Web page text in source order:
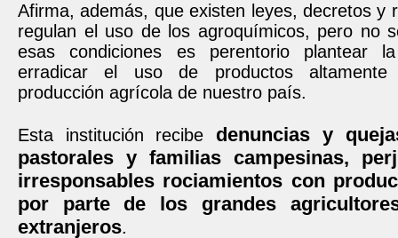
Afirma, además, que existen leyes, decretos y
regulan el uso de los agroquímicos, pero no
esas condiciones es perentorio plantear
erradicar el uso de productos
producción agrícola de nuestro país.
Esta institución recibe denuncias y
pastorales y familias campesinas,
irresponsables rociamientos con
por parte de los grandes
extranjeros.